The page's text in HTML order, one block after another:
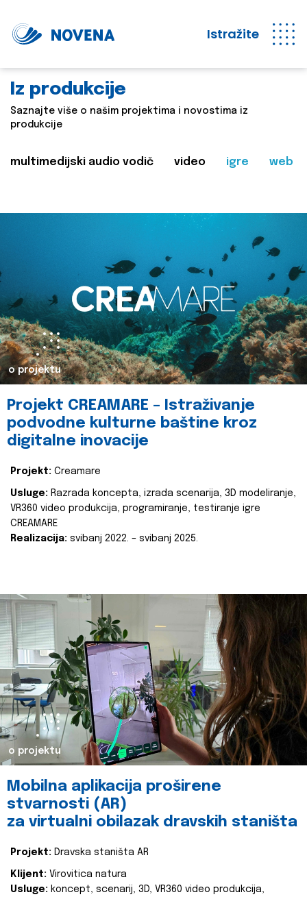
Istražite
Iz produkcije
Saznajte više o našim projektima i novostima iz
produkcije
multimedijski audio vodič video igre web
o projektu
Projekt CREAMARE – Istraživanje
podvodne kulturne baštine kroz
digitalne inovacije
Projekt: Creamare
Usluge: Razrada koncepta, izrada scenarija, 3D modeliranje,
VR360 video produkcija, programiranje, testiranje igre
CREAMARE
Realizacija: svibanj 2022. – svibanj 2025.
o projektu
Mobilna aplikacija proširene
stvarnosti (AR)
za virtualni obilazak dravskih staništa
Projekt: Dravska staništa AR
Klijent: Virovitica natura
Usluge: koncept, scenarij, 3D, VR360 video produkcija,